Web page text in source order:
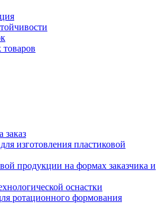
заказ
изготовления пластиковой
продукции на формах заказчика и
оснастки
ротационного формования